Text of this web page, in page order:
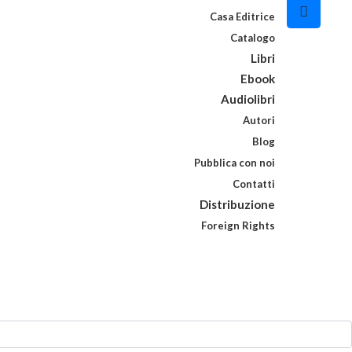
Casa Editrice
Catalogo
Libri
Ebook
Audiolibri
Autori
Blog
Pubblica con noi
Contatti
Distribuzione
Foreign Rights